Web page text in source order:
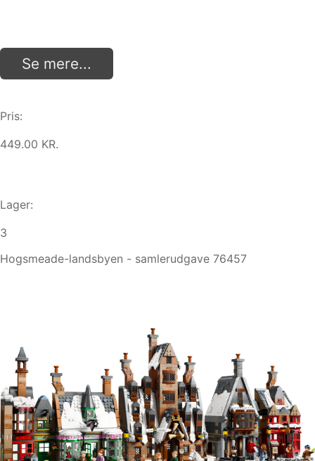
Se mere...
Pris:
449.00 KR.
Lager:
3
Hogsmeade-landsbyen - samlerudgave 76457